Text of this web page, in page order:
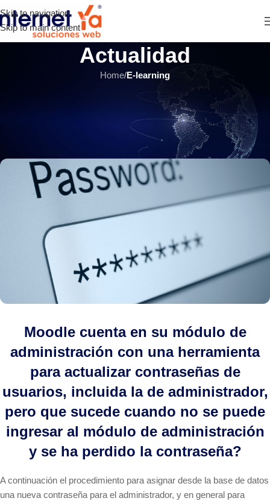
Skip to navigation
Skip to main content
Actualidad
Home/E-learning
ÚLTIMOS ARTÍCULOS
¿Cómo recuperar la contraseña
de administrador Moodle?
INTERNET YA Soluciones Web el 1 agosto, 2020
Moodle cuenta en su módulo de
administración con una herramienta
para actualizar contraseñas de
usuarios, incluida la de administrador,
pero que sucede cuando no se puede
ingresar al módulo de administración
y se ha perdido la contraseña?
A continuación el procedimiento para asignar desde la base de datos
una nueva contraseña para el administrador, y en general para